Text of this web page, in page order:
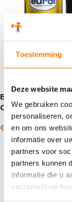
Toestemming
Deze website
We gebruiken
personaliseren,
en om ons
informatie over
partners voor
partners kunnen
informatie die u
verzameld op
Eurol Diesel
Cleaner
€ 7,53 -€ 42,35 incl.
Opties selecteren